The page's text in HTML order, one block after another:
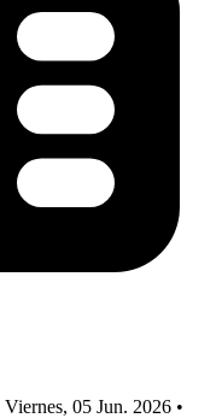
Viernes, 05 Jun. 2026 •